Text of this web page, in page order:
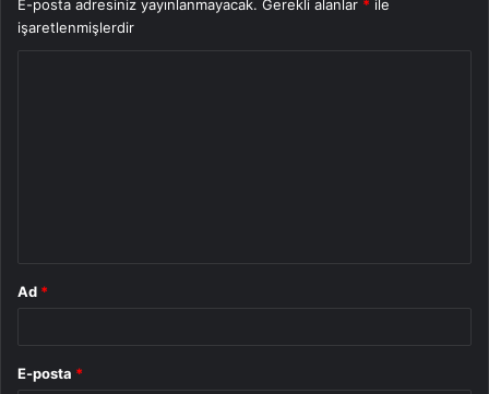
E-posta adresiniz yayınlanmayacak. Gerekli alanlar * ile
işaretlenmişlerdir
Ad *
E-posta *